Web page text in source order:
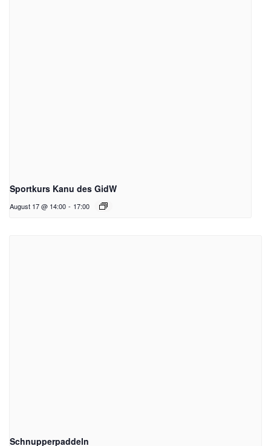
Sportkurs Kanu des GidW
August 17 @ 14:00 - 17:00
Schnupperpaddeln